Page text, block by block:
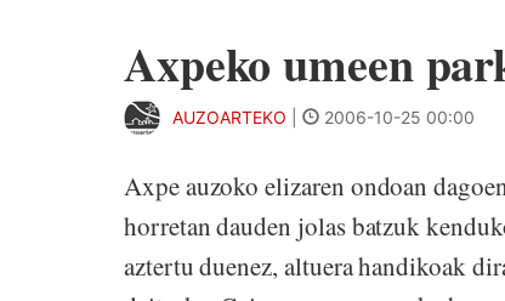
Axpeko umeen
AUZOARTEKO 2006-10-25 00:00
Axpe auzoko elizaren ondoan
horretan dauden jolas batzuk
aztertu duenez, altuera handikoak